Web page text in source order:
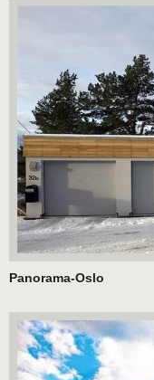
Panorama-Oslo